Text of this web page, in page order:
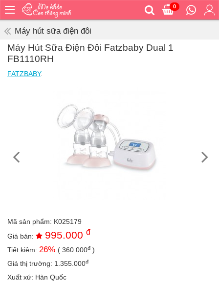
0
Bé
ăn
vệ
ngoài
an
toàn
Bé
tắm
Bé
Máy hút sữa điện đôi
Máy Hút Sữa Điện Đôi Fatzbaby Dual 1
FB1110RH
FATZBABY.
Mã sản phẩm: K025179
Giá bán:
995.000 đ
Tiết kiệm: 26% ( 360.000đ )
Giá thị trường: 1.355.000đ
Xuất xứ: Hàn Quốc